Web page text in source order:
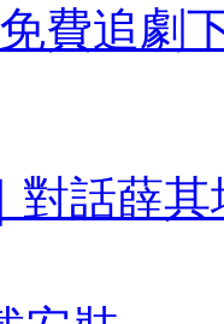
費追劇
對話薛